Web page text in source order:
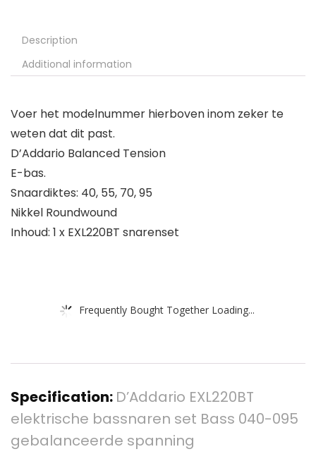
Description
Additional information
Voer het modelnummer hierboven inom zeker te
weten dat dit past.
D’Addario Balanced Tension
E-bas.
Snaardiktes: 40, 55, 70, 95
Nikkel Roundwound
Inhoud: 1 x EXL220BT snarenset
Frequently Bought Together Loading...
Specification: D’Addario EXL220BT
elektrische bassnaren set Bass 040-095
gebalanceerde spanning